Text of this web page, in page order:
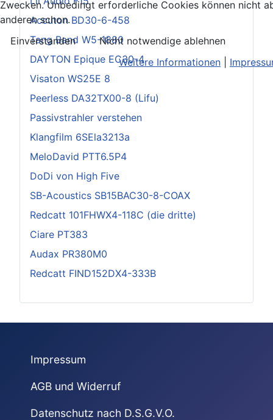
Accuton BD30-6-458
Tang Band W5-1880
DAYTON Epique EC30-4
Visaton WS25E 8
Peerless DA32TX00-8 (Lifu)
Passivstrahler verstehen
Klangfilm 6SEla3213a
MeloDavid PTT6.5P4
DoDi von High Five
SB-Acoustics SB15BAC30-8-COAX
Redcatt 101FHWX4-118C (die dritte)
Ciare PT383
Audax PR380M0
Redcatt FIND152DX4-333B
Impressum
AGB und Widerruf
Datenschutz nach D.S.G.V.O.
Zwecken. Unbedingt erforderliche Cookies können nicht
anderen schon.
Einverstanden
Nicht notwendige ablehnen
Weitere Informationen